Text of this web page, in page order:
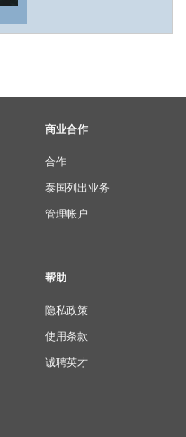
商业合作
合作
泰国列出业务
管理帐户
帮助
隐私政策
使用条款
诚聘英才